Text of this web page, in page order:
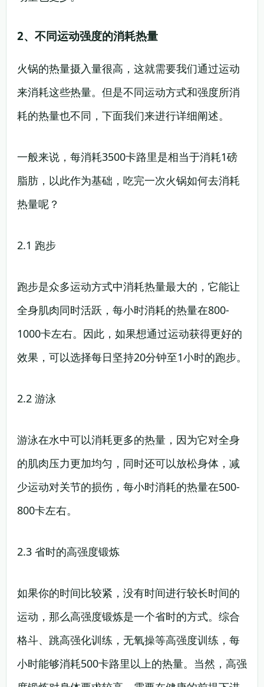
2、不同运动强度的消耗热量
火锅的热量摄入量很高，这就需要我们通过运动
来消耗这些热量。但是不同运动方式和强度所消
耗的热量也不同，下面我们来进行详细阐述。
一般来说，每消耗3500卡路里是相当于消耗1磅
脂肪，以此作为基础，吃完一次火锅如何去消耗
热量呢？
2.1 跑步
跑步是众多运动方式中消耗热量最大的，它能让
全身肌肉同时活跃，每小时消耗的热量在800-
1000卡左右。因此，如果想通过运动获得更好的
效果，可以选择每日坚持20分钟至1小时的跑步。
2.2 游泳
游泳在水中可以消耗更多的热量，因为它对全身
的肌肉压力更加均匀，同时还可以放松身体，减
少运动对关节的损伤，每小时消耗的热量在500-
800卡左右。
2.3 省时的高强度锻炼
如果你的时间比较紧，没有时间进行较长时间的
运动，那么高强度锻炼是一个省时的方式。综合
格斗、跳高强化训练，无氧操等高强度训练，每
小时能够消耗500卡路里以上的热量。当然，高强